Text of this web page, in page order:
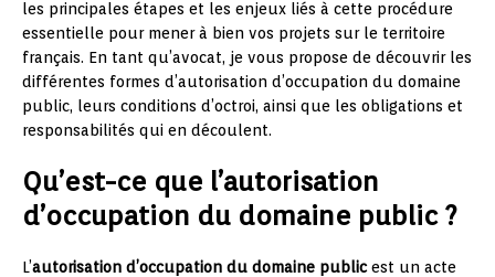
les principales étapes et les enjeux liés à cette procédure
essentielle pour mener à bien vos projets sur le territoire
français. En tant qu’avocat, je vous propose de découvrir les
différentes formes d’autorisation d’occupation du domaine
public, leurs conditions d’octroi, ainsi que les obligations et
responsabilités qui en découlent.
Qu’est-ce que l’autorisation
d’occupation du domaine public ?
L’autorisation d’occupation du domaine publicest un acte